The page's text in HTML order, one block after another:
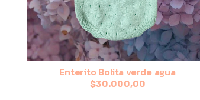
Enterito Bolita verde agua
$30.000,00